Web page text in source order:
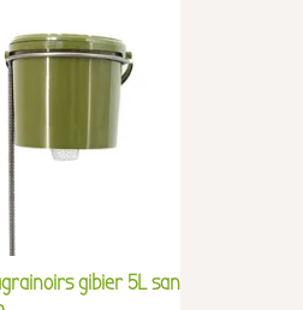
gibier 5L sans